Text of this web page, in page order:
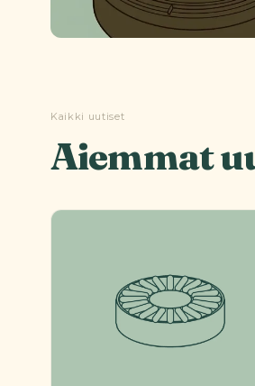
Kaikki uutiset
Aiemmat